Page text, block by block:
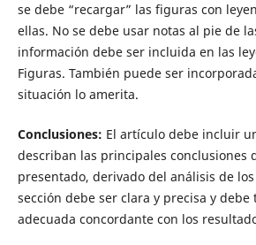
se debe “recargar” las figuras con
ellas. No se debe usar notas al pie de
información debe ser incluida en las
Figuras. También puede ser
situación lo amerita.
Conclusiones: El artículo debe incluir
describan las principales conclusiones
presentado, derivado del análisis de
sección debe ser clara y precisa y
adecuada concordante con los